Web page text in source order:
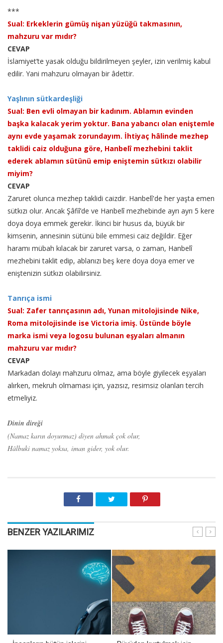
***
Sual: Erkeklerin gümüş nişan yüzüğü takmasının,
mahzuru var mıdır?
CEVAP
İslamiyet’te yasak olduğu bildirilmeyen şeyler, izin verilmiş kabul
edilir. Yani mahzuru olmayan bir âdettir.
Yaşlının sütkardeşliği
Sual: Ben evli olmayan bir kadınım. Ablamın evinden
başka kalacak yerim yoktur. Bana yabancı olan eniştemle
aynı evde yaşamak zorundayım. İhtiyaç hâlinde mezhep
taklidi caiz olduğuna göre, Hanbelî mezhebini taklit
ederek ablamın sütünü emip eniştemin sütkızı olabilir
miyim?
CEVAP
Zaruret olunca mezhep taklidi caizdir. Hanbelî'de her yaşta emen
sütkızı olur. Ancak Şâfiî’de ve Hanbelî mezhebinde ayrı ayrı 5 kere
doya doya emmek gerekir. İkinci bir husus da, büyük bir
kimsenin, annesinin sütünü bile emmesi caiz değildir. Eğer
haramı mübah kılacak bir zaruret varsa, o zaman, Hanbelî
mezhebini taklit edip, ablanızı beş kere doya doya emer ve
eniştenizin sütkızı olabilirsiniz.
Tanrıça ismi
Sual: Zafer tanrıçasının adı, Yunan mitolojisinde Nike,
Roma mitolojisinde ise Victoria imiş. Üstünde böyle
marka ismi veya logosu bulunan eşyaları almanın
mahzuru var mıdır?
CEVAP
Markadan dolayı mahzuru olmaz, ama böyle giyilecek eşyaları
alırken, mekruh olmaması için, yazısız, resimsiz olanları tercih
etmeliyiz.
Dinin direği
(Namaz karın doyurmaz) diyen ahmak çok olur,
Hâlbuki namaz yoksa, iman gider, yok olur.
BENZER YAZILARIMIZ